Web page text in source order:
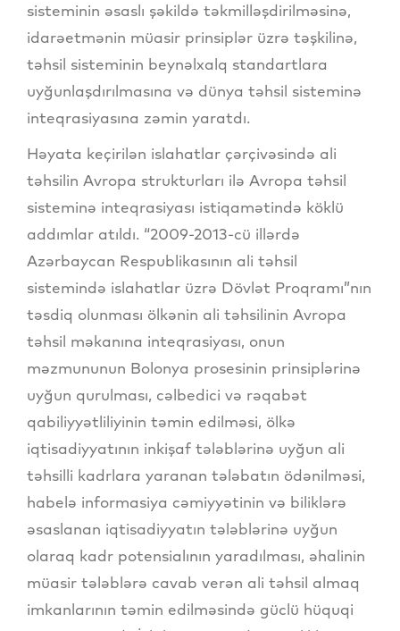
sisteminin əsaslı şəkildə təkmilləşdirilməsinə,
idarəetmənin müasir prinsiplər üzrə təşkilinə,
təhsil sisteminin beynəlxalq standartlara
uyğunlaşdırılmasına və dünya təhsil sisteminə
inteqrasiyasına zəmin yaratdı.
Həyata keçirilən islahatlar çərçivəsində ali
təhsilin Avropa strukturları ilə Avropa təhsil
sisteminə inteqrasiyası istiqamətində köklü
addımlar atıldı. “2009-2013-cü illərdə
Azərbaycan Respublikasının ali təhsil
sistemində islahatlar üzrə Dövlət Proqramı”nın
təsdiq olunması ölkənin ali təhsilinin Avropa
təhsil məkanına inteqrasiyası, onun
məzmununun Bolonya prosesinin prinsiplərinə
uyğun qurulması, cəlbedici və rəqabət
qabiliyyətliliyinin təmin edilməsi, ölkə
iqtisadiyyatının inkişaf tələblərinə uyğun ali
təhsilli kadrlara yaranan tələbatın ödənilməsi,
habelə informasiya cəmiyyətinin və biliklərə
əsaslanan iqtisadiyyatın tələblərinə uyğun
olaraq kadr potensialının yaradılması, əhalinin
müasir tələblərə cavab verən ali təhsil almaq
imkanlarının təmin edilməsində güclü hüquqi